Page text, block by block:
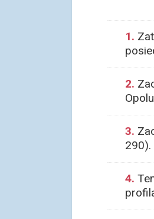
1.
2.
3.
290).
4.